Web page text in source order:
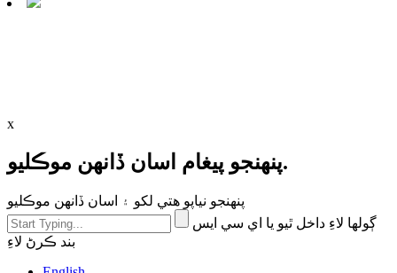
x
پنهنجو پيغام اسان ڏانهن موڪليو.
پنھنجو نياپو ھتي لکو ۽ اسان ڏانھن موڪليو
ڳولھا لاءِ داخل ٿيو يا اي سي ايس
بند ڪرڻ لاءِ